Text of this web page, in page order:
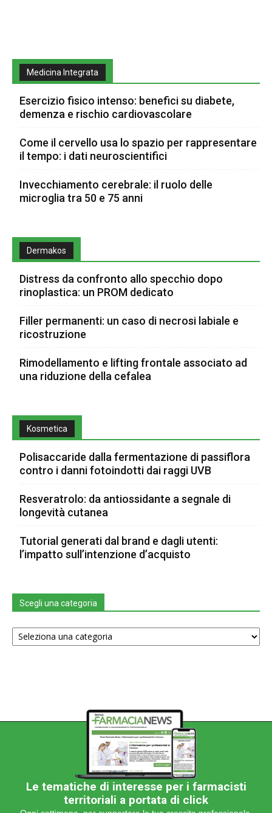
Medicina Integrata
Esercizio fisico intenso: benefici su diabete,
demenza e rischio cardiovascolare
Come il cervello usa lo spazio per rappresentare
il tempo: i dati neuroscientifici
Invecchiamento cerebrale: il ruolo delle
microglia tra 50 e 75 anni
Dermakos
Distress da confronto allo specchio dopo
rinoplastica: un PROM dedicato
Filler permanenti: un caso di necrosi labiale e
ricostruzione
Rimodellamento e lifting frontale associato ad
una riduzione della cefalea
Kosmetica
Polisaccaride dalla fermentazione di passiflora
contro i danni fotoindotti dai raggi UVB
Resveratrolo: da antiossidante a segnale di
longevità cutanea
Tutorial generati dal brand e dagli utenti:
l’impatto sull’intenzione d’acquisto
Scegli una categoria
Scegli
una
Le tematiche di interesse per i farmacisti
territoriali a portata di click